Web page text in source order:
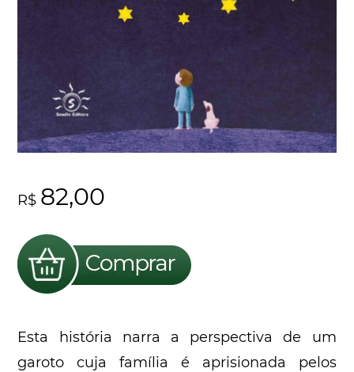
R$ 82,00
Esta história narra a perspectiva de um
garoto cuja família é aprisionada pelos